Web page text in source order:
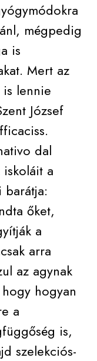
mégpedig
is
Mert az
lennie
József
dal
a
őket,
a
arra
az agynak
hogyan
a
is,
szelekciós-